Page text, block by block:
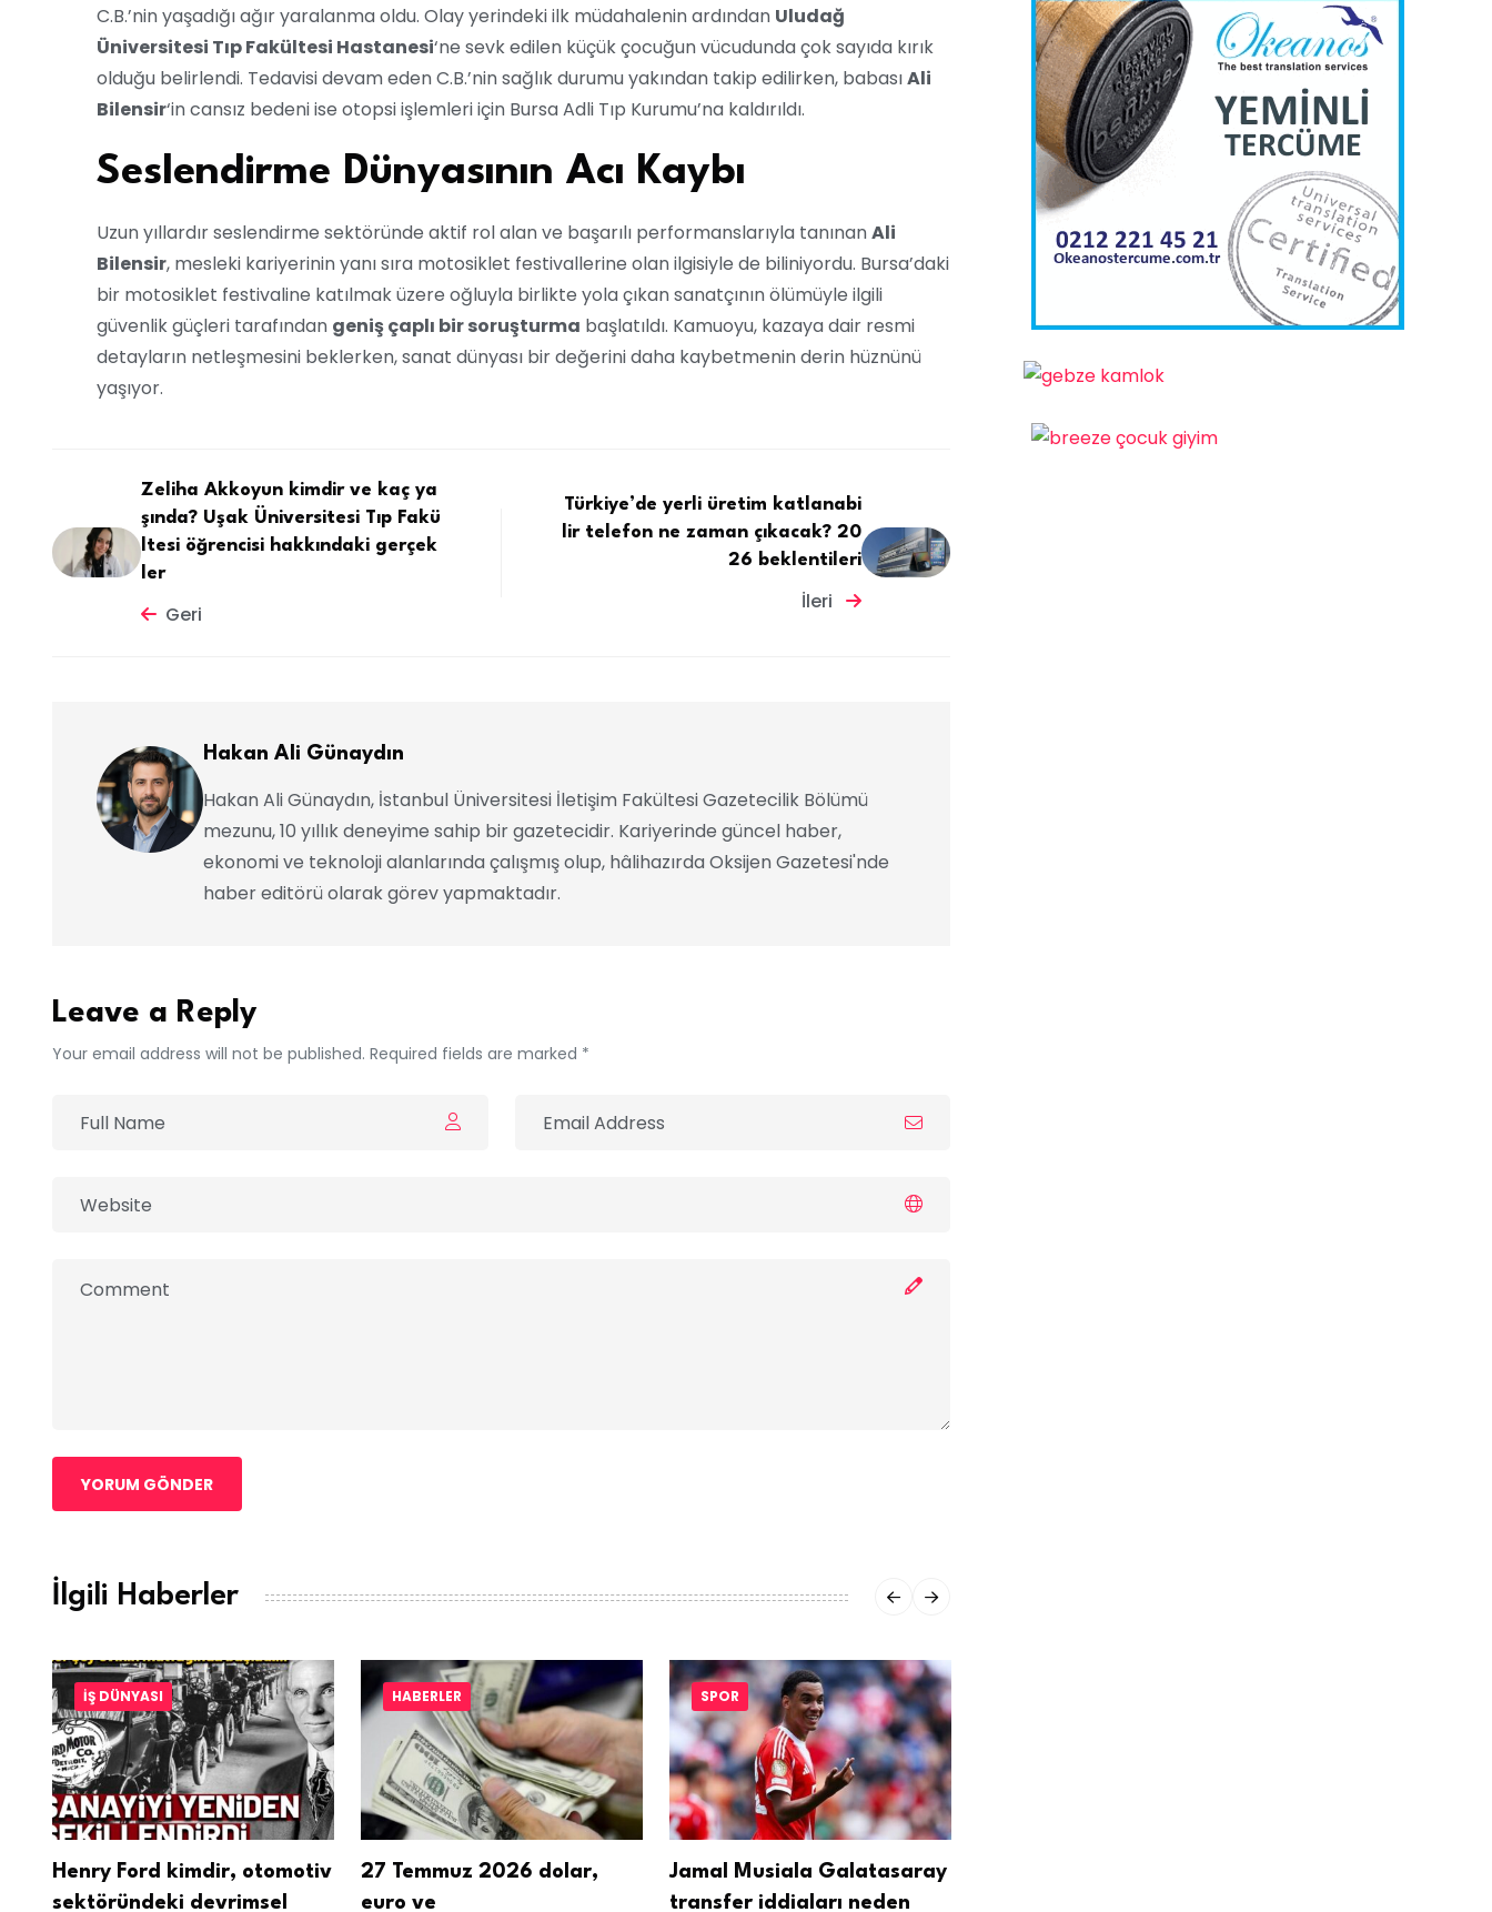
C.B.’nin yaşadığı ağır yaralanma oldu. Olay yerindeki ilk müdahalenin ardından Uludağ
Üniversitesi Tıp Fakültesi Hastanesi‘ne sevk edilen küçük çocuğun vücudunda çok sayıda kırık
olduğu belirlendi. Tedavisi devam eden C.B.’nin sağlık durumu yakından takip edilirken, babasıAli
Bilensir‘in cansız bedeni ise otopsi işlemleri için Bursa Adli Tıp Kurumu’na kaldırıldı.
Seslendirme Dünyasının Acı Kaybı
Uzun yıllardır seslendirme sektöründe aktif rol alan ve başarılı performanslarıyla tanınanAli
Bilensir, mesleki kariyerinin yanı sıra motosiklet festivallerine olan ilgisiyle de biliniyordu. Bursa’daki
bir motosiklet festivaline katılmak üzere oğluyla birlikte yola çıkan sanatçının ölümüyle ilgili
güvenlik güçleri tarafından geniş çaplı bir soruşturma başlatıldı. Kamuoyu, kazaya dair resmi
detayların netleşmesini beklerken, sanat dünyası bir değerini daha kaybetmenin derin hüznünü
yaşıyor.
Zeliha Akkoyun kimdir ve kaç ya
şında? Uşak Üniversitesi Tıp Fakü
ltesi öğrencisi hakkındaki gerçek
ler
Geri
Türkiye’de yerli üretim katlanabi
lir telefon ne zaman çıkacak? 20
26 beklentileri
İleri
Hakan Ali Günaydın
Hakan Ali Günaydın, İstanbul Üniversitesi İletişim Fakültesi Gazetecilik Bölümü
mezunu, 10 yıllık deneyime sahip bir gazetecidir. Kariyerinde güncel haber,
ekonomi ve teknoloji alanlarında çalışmış olup, hâlihazırda Oksijen Gazetesi'nde
haber editörü olarak görev yapmaktadır.
Leave a Reply
Your email address will not be published. Required fields are marked *
YORUM GÖNDER
İlgili Haberler
İŞ DÜNYASI
Henry Ford kimdir, otomotiv
sektöründeki devrimsel
HABERLER
27 Temmuz 2026 dolar,
euro ve
SPOR
Jamal Musiala Galatasaray
transfer iddiaları neden